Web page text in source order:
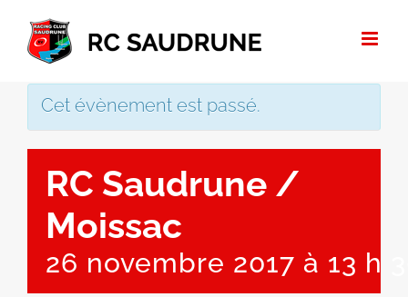
Passer
contenu
Cet évènement est passé.
RC Saudrune /
Moissac
26 novembre 2017 à 13 h